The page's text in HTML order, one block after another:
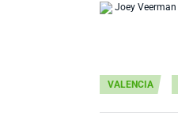
VALENCIA